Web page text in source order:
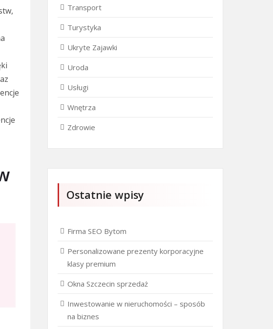
Transport
Turystyka
Ukryte Zajawki
Uroda
Usługi
Wnętrza
Zdrowie
Ostatnie wpisy
Firma SEO Bytom
Personalizowane prezenty korporacyjne
klasy premium
Okna Szczecin sprzedaż
Inwestowanie w nieruchomości – sposób
na biznes